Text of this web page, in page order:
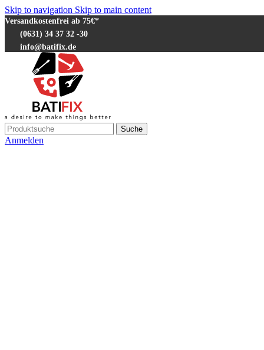
Skip to navigation Skip to main content
Versandkostenfrei ab 75€*
(0631) 34 37 32 -30
info@batifix.de
Suche
Anmelden